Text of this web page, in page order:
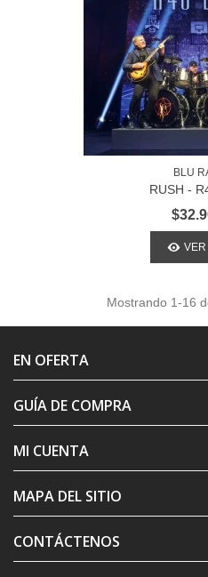
BLU
RUSH -
Mostrando 1-16
EN OFERTA
GUÍA DE COMPRA
MI CUENTA
MAPA DEL SITIO
CONTÁCTENOS